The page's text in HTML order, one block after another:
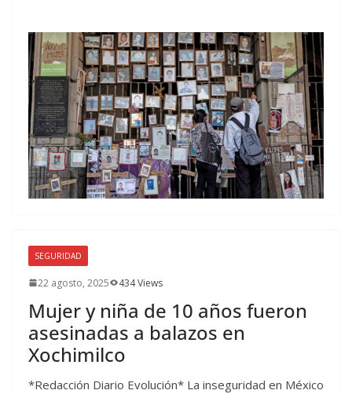
SEGURIDAD
22 agosto, 2025 434 Views
Mujer y niña de 10 años fueron
asesinadas a balazos en
Xochimilco
*Redacción Diario Evolución* La inseguridad en México